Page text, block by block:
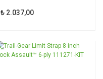
₺ 2.037,00